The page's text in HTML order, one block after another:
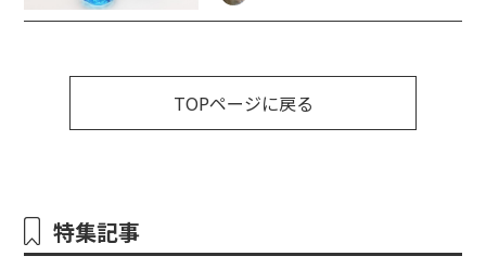
TOPページに戻る
特集記事